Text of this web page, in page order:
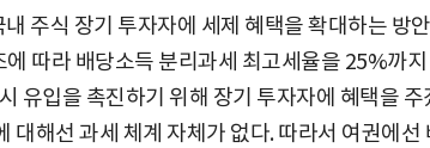
주식 장기 투자자에 세제 혜택을 확대하는 방
따라 배당소득 분리과세 최고세율을 25%까
유입을 촉진하기 위해 장기 투자자에 혜택을 주
대해선 과세 체계 자체가 없다. 따라서 여권에선